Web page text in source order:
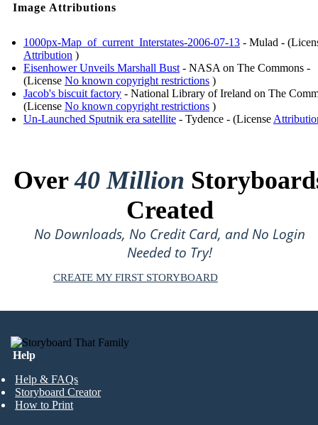
Image Attributions
1000px-Map_of_current_Interstates-2006-07-13 - Mulad -
Attribution )
Eisenhower Unveils Marshall Bust - NASA on The Commons -
(License No known copyright restrictions )
Jacob's biscuit factory - National Library of Ireland on The
(License No known copyright restrictions )
Un-Launched Sputnik era satellite - Tydence - (License
Over40 Million
Created
No Downloads, No Credit Card, and No Login
Needed to Try!
CREATE MY FIRST STORYBOARD
Help
Help & FAQs
Storyboard Creator
How to Print